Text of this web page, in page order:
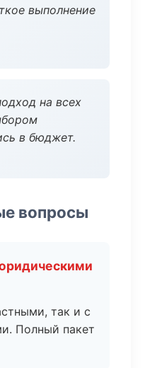
выполнение
на всех
в бюджет.
вопросы
так и с
Полный пакет